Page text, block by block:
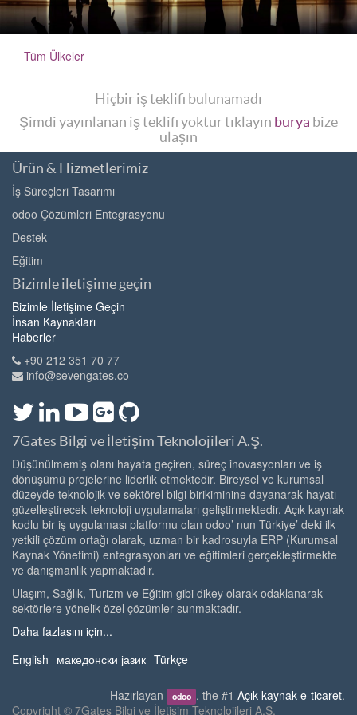
Tüm Ülkeler
Hiçbir iş teklifi bulunamadı
Şimdi yayınlanan iş teklifi yoktur tıklayın burya bize
ulaşın
Ürün & Hizmetlerimiz
İş Süreçleri Tasarımı
odoo Çözümleri Entegrasyonu
Destek
Eğitim
Bizimle iletişime geçin
Bizimle İletişime Geçin
İnsan Kaynakları
Haberler
+90 212 351 70 77
info@sevengates.co
7Gates Bilgi ve İletişim Teknolojileri A.Ş.
Düşünülmemiş olanı hayata geçiren, süreç inovasyonları ve iş
dönüşümü projelerine liderlik etmektedir. Bireysel ve kurumsal
düzeyde teknolojik ve sektörel bilgi birikiminine dayanarak hayatı
güzelleştirecek teknoloji uygulamaları geliştirmektedir. Açık kaynak
kodlu bir iş uygulaması platformu olan odoo’ nun Türkiye’ deki ilk
yetkili çözüm ortağı olarak, uzman bir kadrosuyla ERP (Kurumsal
Kaynak Yönetimi) entegrasyonları ve eğitimleri gerçekleştirmekte
ve danışmanlık yapmaktadır.
Ulaşım, Sağlık, Turizm ve Eğitim gibi dikey olarak odaklanarak
sektörlere yönelik özel çözümler sunmaktadır.
Daha fazlasını için...
English македонски јазик Türkçe
Hazırlayan odoo , the #1 Açık kaynak e-ticaret.
Copyright © 7Gates Bilgi ve İletişim Teknolojileri A.Ş.